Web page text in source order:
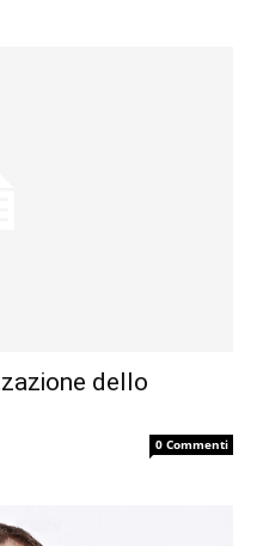
dello
0 Commenti